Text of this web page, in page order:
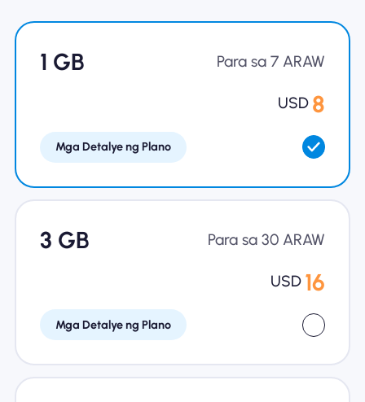
Gamit ang isang ESIM
Para sa Negosyo
1 GB Para sa 7 ARAW
USD 8
Mga Detalye ng Plano
3 GB Para sa 30 ARAW
USD 16
Mga Detalye ng Plano